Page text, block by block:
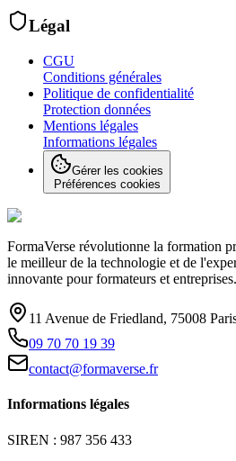
Légal
CGU
Conditions générales
Politique de confidentialité
Protection données
Mentions légales
Informations légales
Gérer les cookies
Préférences cookies
FormaVerse révolutionne la formation
le meilleur de la technologie et de
innovante pour formateurs et entreprises.
11 Avenue de Friedland, 75008
09 70 70 19 39
contact@formaverse.fr
Informations légales
SIREN : 987 356 433